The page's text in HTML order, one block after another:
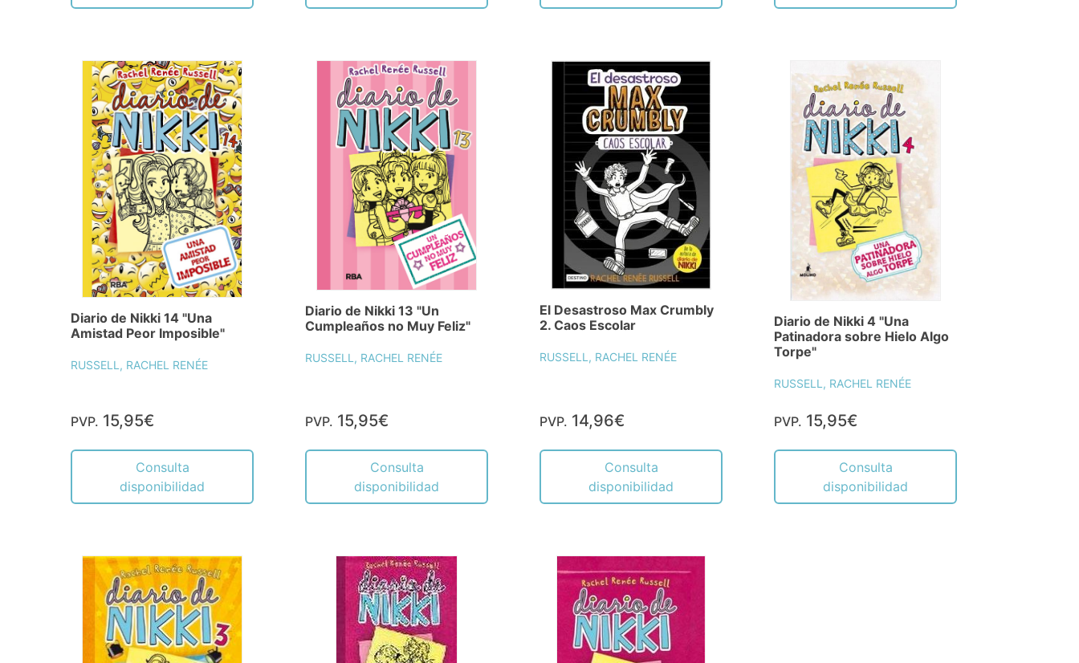
Diario de Nikki 14 "Una
Amistad Peor Imposible"
RUSSELL, RACHEL RENÉE
PVP. 15,95€
Consulta
disponibilidad
Diario de Nikki 13 "Un
Cumpleaños no Muy Feliz"
RUSSELL, RACHEL RENÉE
PVP. 15,95€
Consulta
disponibilidad
El Desastroso Max Crumbly
2. Caos Escolar
RUSSELL, RACHEL RENÉE
PVP. 14,96€
Consulta
disponibilidad
Diario de Nikki 4 "Una
Patinadora sobre Hielo Algo
Torpe"
RUSSELL, RACHEL RENÉE
PVP. 15,95€
Consulta
disponibilidad